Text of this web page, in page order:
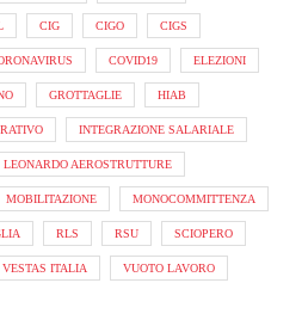
CIG CIGO CIGS
COVID19 ELEZIONI
GROTTAGLIE HIAB
INTEGRAZIONE SALARIALE
LEONARDO AEROSTRUTTURE
MOBILITAZIONE MONOCOMMITTENZA
RLS RSU SCIOPERO
VESTAS ITALIA VUOTO LAVORO